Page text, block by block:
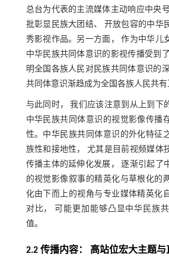
总台为代表的主流媒体主动响应中央
批彰显民族大团结、 开放包容的中华
秀影视作品。另一方面， 作为中华儿
中华民族共同体意识的影视传播受到
明全国各族人民对民族共同体意识的
共同体意识渐趋成为全国各族人民共有
与此同时， 我们应该注意到从上到下
中华民族共同体意识的视觉影像传播
性。中华民族共同体意识的外化特征
族性和接地性， 尤其是目前视频媒体
传播主体的延伸化发展， 逐渐引起了
的视觉影像叙事的精英化与草根化的
化由下而上的视角与专业媒体精英化
对比， 可能更加能够凸显中华民族
值。
2.2 传播内容： 高站位宏大主题